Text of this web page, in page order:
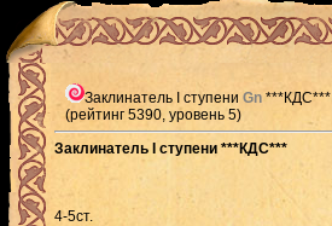
Заклинатель I ступени Gn ***КДС***
(рейтинг 5390, уровень 5)
Заклинатель I ступени ***КДС***
4-5ст.